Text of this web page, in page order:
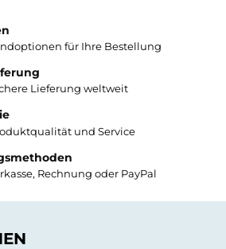
für Ihre Bestellung
Lieferung weltweit
und Service
Rechnung oder PayPal